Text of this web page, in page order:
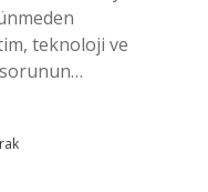
teknoloji ve